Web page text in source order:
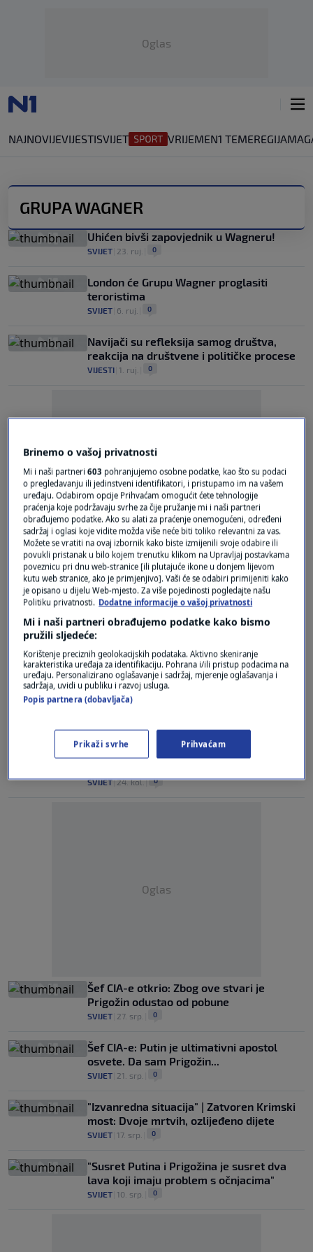
Oglas
NAJNOVIJEVIJESTISVIJET VRIJEMEN1 TEMEREGIJA
GRUPA WAGNER
Uhićen bivši zapovjednik u Wagneru!
SVIJET 23. ruj. 0
London će Grupu Wagner proglasiti
teroristima
SVIJET 6. ruj. 0
Navijači su refleksija samog društva,
reakcija na društvene i političke procese
VIJESTI 1. ruj. 0
Oglas
Kremlj se oglasio oko smrti Prigožina:
'Razmatraju se različite verzije...'
SVIJET|30. kol.| 0
Isplivao video Prigožina, priča o
raspadanju aviona: "Bolje me ubijte"
SVIJET |28. kol.| 0
Tko je zapravo odgovoran za pogibiju
Prigožina? Tri su moguća scenarija
N1 analiza: Nakon ruskog ruleta Prigožin
SVIJET|24. kol.| 0
Oglas
Šef CIA-e otkrio: Zbog ove stvari je
Prigožin odustao od pobune
SVIJET 27. srp. 0
Šef CIA-e: Putin je ultimativni apostol
osvete. Da sam Prigožin...
SVIJET 21. srp. 0
"Izvanredna situacija" | Zatvoren Krimski
most: Dvoje mrtvih, ozlijeđeno dijete
SVIJET 17. srp. 0
"Susret Putina i Prigožina je susret dva
lava koji imaju problem s očnjacima"
SVIJET 10. srp. 0
Brinemo o vašoj privatnosti
Mi i naši partneri603 pohranjujemo osobne podatke, kao što su podaci
o pregledavanju ili jedinstveni identifikatori, i pristupamo im na vašem
uređaju. Odabirom opcije Prihvaćam omogućit ćete tehnologije
praćenja koje podržavaju svrhe za čije pružanje mi i naši partneri
obrađujemo podatke. Ako su alati za praćenje onemogućeni, određeni
sadržaj i oglasi koje vidite možda više neće biti toliko relevantni za vas.
Možete se vratiti na ovaj izbornik kako biste izmijenili svoje odabire ili
povukli pristanak u bilo kojem trenutku klikom na Upravljaj postavkama
poveznicu pri dnu web-stranice [ili plutajuće ikone u donjem lijevom
kutu web stranice, ako je primjenjivo]. Vaši će se odabiri primijeniti kako
je opisano u dijelu Web-mjesto. Za više pojedinosti pogledajte našu
Politiku privatnosti. Dodatne informacije o vašoj privatnosti
Mi i naši partneri obrađujemo podatke kako bismo
pružili sljedeće:
Korištenje preciznih geolokacijskih podataka. Aktivno skeniranje
karakteristika uređaja za identifikaciju. Pohrana i/ili pristup podacima na
uređaju. Personalizirano oglašavanje i sadržaj, mjerenje oglašavanja i
sadržaja, uvidi u publiku i razvoj usluga.
Popis partnera (dobavljača)
Prikaži svrhe Prihvaćam